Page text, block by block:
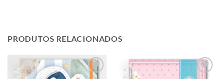
PRODUTOS RELACIONADOS